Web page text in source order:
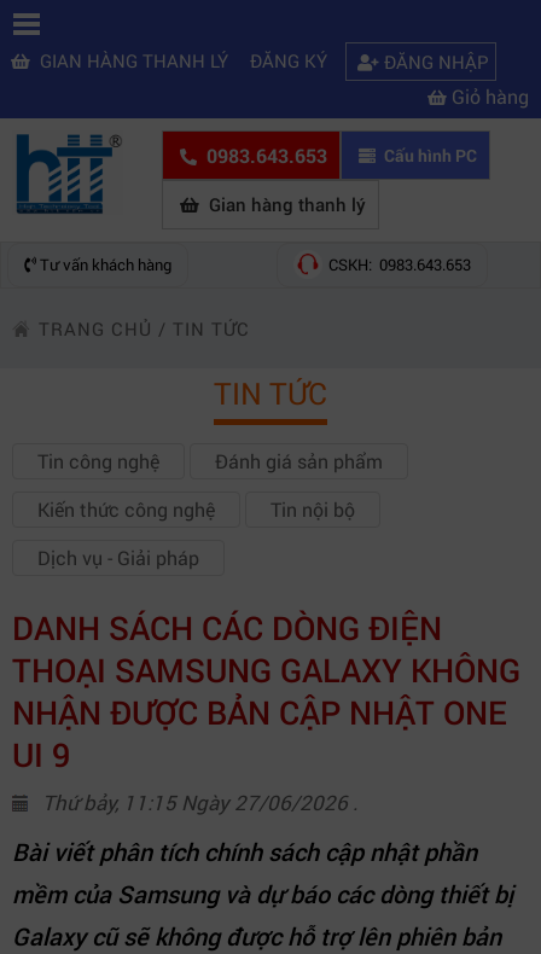
GIAN HÀNG THANH LÝ ĐĂNG KÝ ĐĂNG NHẬP
Giỏ hàng
0983.643.653 Cấu hình PC
Gian hàng thanh lý
Tư vấn khách hàng CSKH: 0983.643.653
TRANG CHỦ / TIN TỨC
TIN TỨC
Tin công nghệ
Đánh giá sản phẩm
Kiến thức công nghệ
Tin nội bộ
Dịch vụ - Giải pháp
DANH SÁCH CÁC DÒNG ĐIỆN
THOẠI SAMSUNG GALAXY KHÔNG
NHẬN ĐƯỢC BẢN CẬP NHẬT ONE
UI 9
Thứ bảy, 11:15 Ngày 27/06/2026 .
Bài viết phân tích chính sách cập nhật phần
mềm của Samsung và dự báo các dòng thiết bị
Galaxy cũ sẽ không được hỗ trợ lên phiên bản